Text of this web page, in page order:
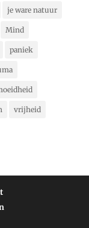
je ware natuur
Mind
paniek
vrijheid